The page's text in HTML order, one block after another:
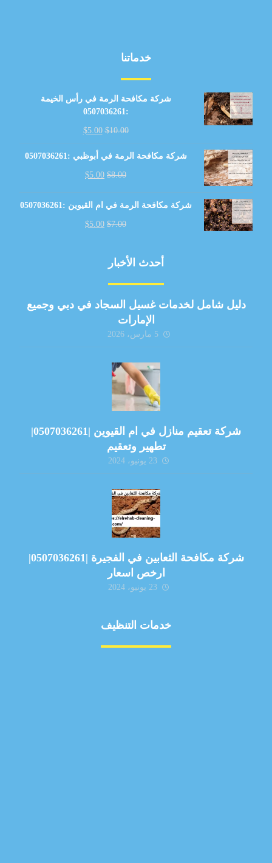
خدماتنا
شركة مكافحة الرمة في رأس الخيمة
:0507036261
$10.00
$5.00
شركة مكافحة الرمة في أبوظبي :0507036261
$8.00
$5.00
شركة مكافحة الرمة في ام القيوين :0507036261
$7.00
$5.00
أحدث الأخبار
دليل شامل لخدمات غسيل السجاد في دبي وجميع
الإمارات
5 مارس، 2026
شركة تعقيم منازل في ام القيوين |0507036261|
تطهير وتعقيم
23 يونيو، 2024
شركة مكافحة الثعابين في الفجيرة |0507036261|
ارخص اسعار
23 يونيو، 2024
خدمات التنظيف